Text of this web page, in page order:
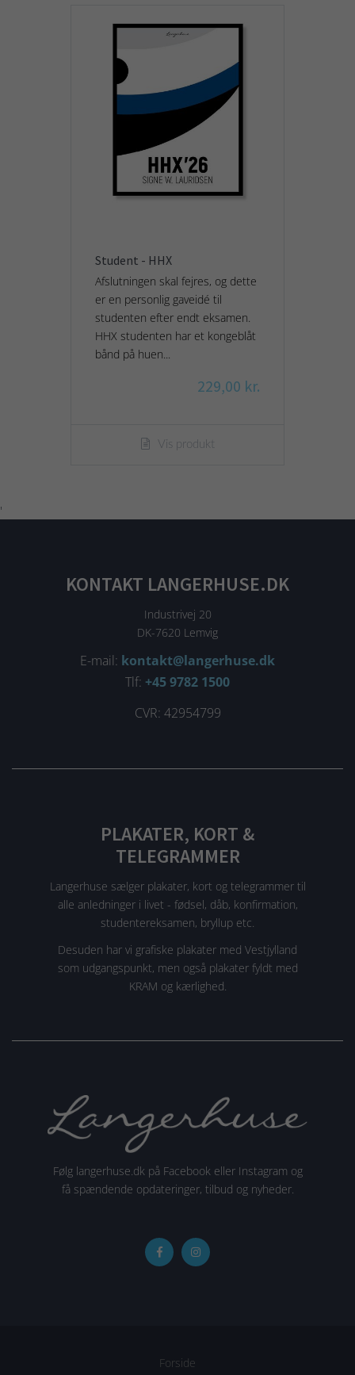
Student - HHX
Afslutningen skal fejres, og dette
er en personlig gaveidé til
studenten efter endt eksamen.
HHX studenten har et kongeblåt
bånd på huen...
229,00 kr.
Vis produkt
'
KONTAKT LANGERHUSE.DK
Industrivej 20
DK-7620 Lemvig
E-mail: kontakt@langerhuse.dk
Tlf: +45 9782 1500
CVR: 42954799
PLAKATER, KORT &
TELEGRAMMER
Langerhuse sælger plakater, kort og telegrammer til
alle anledninger i livet - fødsel, dåb, konfirmation,
studentereksamen, bryllup etc.
Desuden har vi grafiske plakater med Vestjylland
som udgangspunkt, men også plakater fyldt med
KRAM og kærlighed.
Følg langerhuse.dk på Facebook eller Instagram og
få spændende opdateringer, tilbud og nyheder.
Forside